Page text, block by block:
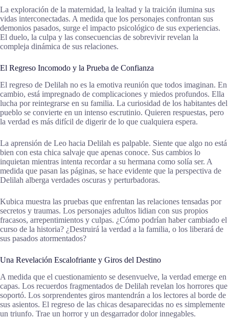
La exploración de la maternidad, la lealtad y la traición ilumina sus
vidas interconectadas. A medida que los personajes confrontan sus
demonios pasados, surge el impacto psicológico de sus experiencias.
El duelo, la culpa y las consecuencias de sobrevivir revelan la
compleja dinámica de sus relaciones.
El Regreso Incomodo y la Prueba de Confianza
El regreso de Delilah no es la emotiva reunión que todos imaginan. En
cambio, está impregnado de complicaciones y miedos profundos. Ella
lucha por reintegrarse en su familia. La curiosidad de los habitantes del
pueblo se convierte en un intenso escrutinio. Quieren respuestas, pero
la verdad es más difícil de digerir de lo que cualquiera espera.
La aprensión de Leo hacia Delilah es palpable. Siente que algo no está
bien con esta chica salvaje que apenas conoce. Sus cambios lo
inquietan mientras intenta recordar a su hermana como solía ser. A
medida que pasan las páginas, se hace evidente que la perspectiva de
Delilah alberga verdades oscuras y perturbadoras.
Kubica muestra las pruebas que enfrentan las relaciones tensadas por
secretos y traumas. Los personajes adultos lidian con sus propios
fracasos, arrepentimientos y culpas. ¿Cómo podrían haber cambiado el
curso de la historia? ¿Destruirá la verdad a la familia, o los liberará de
sus pasados atormentados?
Una Revelación Escalofriante y Giros del Destino
A medida que el cuestionamiento se desenvuelve, la verdad emerge en
capas. Los recuerdos fragmentados de Delilah revelan los horrores que
soportó. Los sorprendentes giros mantendrán a los lectores al borde de
sus asientos. El regreso de las chicas desaparecidas no es simplemente
un triunfo. Trae un horror y un desgarrador dolor innegables.